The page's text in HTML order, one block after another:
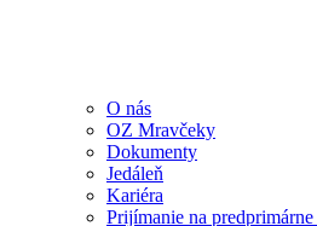
O nás
OZ Mravčeky
Dokumenty
Jedáleň
Kariéra
Prijímanie na